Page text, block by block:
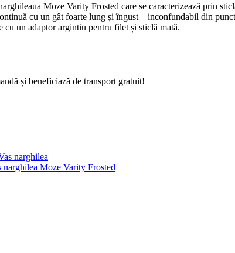
Moze Varity Frosted care se caracterizează prin
cu un gât foarte lung și îngust – inconfundabil din
cu un adaptor argintiu pentru filet și sticlă mată.
și beneficiază de transport gratuit!
narghilea
narghilea Moze Varity Frosted